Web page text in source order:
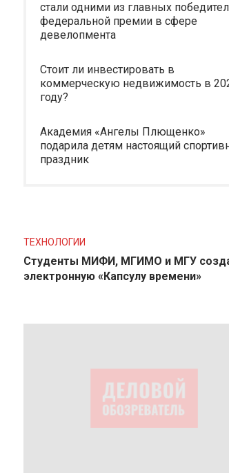
стали одними из главных
федеральной премии в сфере
девелопмента
Стоит ли инвестировать в
коммерческую недвижимость в
году?
Академия «Ангелы Плющенко»
подарила детям настоящий
праздник
ТЕХНОЛОГИИ
Студенты МИФИ, МГИМО и МГУ
электронную «Капсулу времени»